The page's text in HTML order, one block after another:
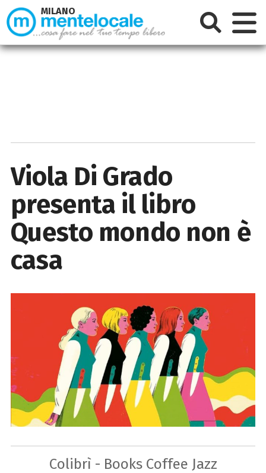
Viola Di Grado
presenta il libro
Questo mondo non è
casa
Colibrì - Books Coffee Jazz
MILANO